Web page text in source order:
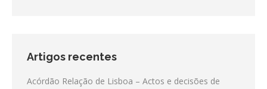
Artigos recentes
Acórdão Relação de Lisboa – Actos e decisões de